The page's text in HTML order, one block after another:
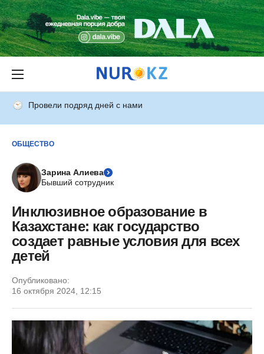
Провели подряд дней с нами
ОБЩЕСТВО
Зарина Алиева
Бывший сотрудник
Инклюзивное образование в
Казахстане: как государство
создает равные условия для всех
детей
Опубликовано:
16 октября 2024, 12:15